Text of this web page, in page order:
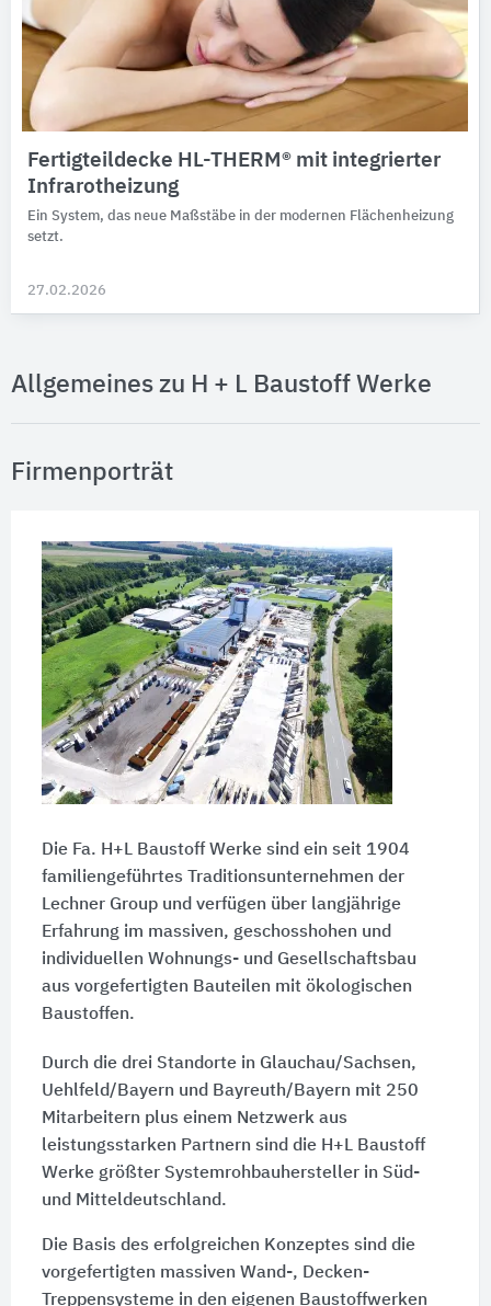
Fertigteildecke HL-THERM® mit integrierter
Infrarotheizung
Ein System, das neue Maßstäbe in der modernen Flächenheizung
setzt.
27.02.2026
Allgemeines zu H + L Baustoff Werke
Firmenporträt
Die Fa. H+L Baustoff Werke sind ein seit 1904
familiengeführtes Traditionsunternehmen der
Lechner Group und verfügen über langjährige
Erfahrung im massiven, geschosshohen und
individuellen Wohnungs- und Gesellschaftsbau
aus vorgefertigten Bauteilen mit ökologischen
Baustoffen.
Durch die drei Standorte in Glauchau/Sachsen,
Uehlfeld/Bayern und Bayreuth/Bayern mit 250
Mitarbeitern plus einem Netzwerk aus
leistungsstarken Partnern sind die H+L Baustoff
Werke größter Systemrohbauhersteller in Süd-
und Mitteldeutschland.
Die Basis des erfolgreichen Konzeptes sind die
vorgefertigten massiven Wand-, Decken-
Treppensysteme in den eigenen Baustoffwerken